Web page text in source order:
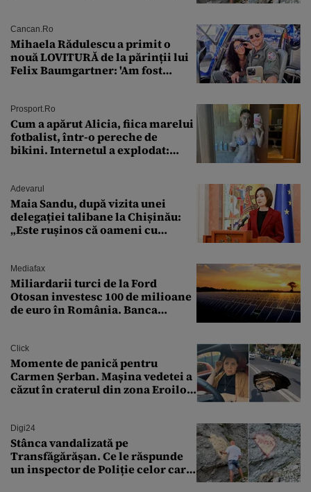
Cancan.ro
Mihaela Rădulescu a primit o
nouă LOVITURĂ de la părinții lui
Felix Baumgartner: 'Am fost
Prosport.ro
Cum a apărut Alicia, fiica marelui
fotbalist, într-o pereche de
bikini. Internetul a explodat:
Adevarul
Maia Sandu, după vizita unei
delegației talibane la Chișinău:
„Este rușinos că oameni cu
Mediafax
Miliardarii turci de la Ford
Otosan investesc 100 de milioane
de euro în România. Banca
Click
Momente de panică pentru
Carmen Șerban. Mașina vedetei a
căzut în craterul din zona Eroilor:
Digi24
Stânca vandalizată pe
Transfăgărășan. Ce le răspunde
un inspector de Poliție celor care